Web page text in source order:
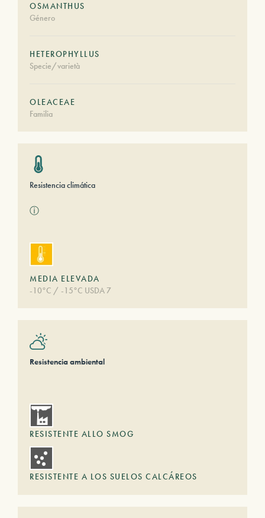
OSMANTHUS
Género
HETEROPHYLLUS
Specie/varietà
OLEACEAE
Familia
Resistencia climática
ⓘ
MEDIA ELEVADA
-10°C / -15°C USDA 7
Resistencia ambiental
RESISTENTE ALLO SMOG
RESISTENTE A LOS SUELOS CALCÁREOS